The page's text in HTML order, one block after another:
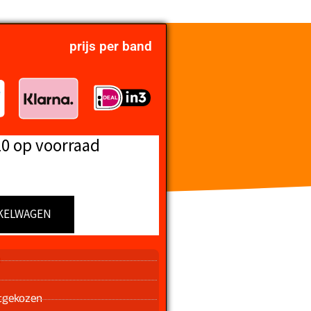
prijs per band
op voorraad